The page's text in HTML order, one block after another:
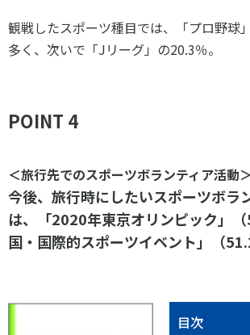
観戦したスポーツ種目では、「プロ野球
多く、次いで「Jリーグ」の20.3％。
POINT 4
＜旅行先でのスポーツボランティア活動＞
今後、旅行時にしたいスポーツボラ
は、「2020年東京オリンピック」
国・国際的スポーツイベント」（
目次